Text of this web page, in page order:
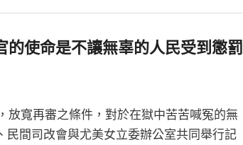
的使命是不讓無辜的人民受到懲罰
寬再審之條件，對於在獄中苦苦喊冤的無
間司改會與尤美女立委辦公室共同舉行記